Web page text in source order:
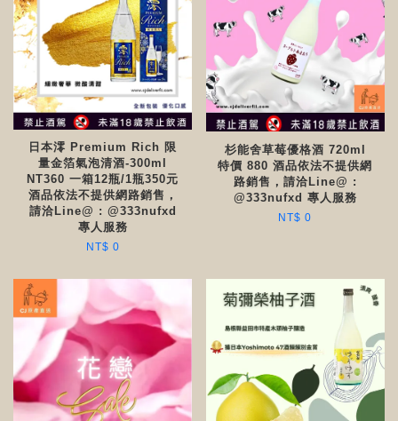
日本澪 Premium Rich 限
量金箔氣泡清酒-300ml
NT360 一箱12瓶/1瓶350元
酒品依法不提供網路銷售，
請洽Line@ : @333nufxd
專人服務
NT$ 0
杉能舍草莓優格酒 720ml
特價 880 酒品依法不提供網
路銷售，請洽Line@ :
@333nufxd 專人服務
NT$ 0